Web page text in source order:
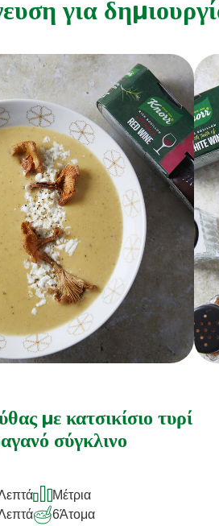
για
με κατσικίσιο τυρί
σύγκλινο
Μέτρια
6Άτομα